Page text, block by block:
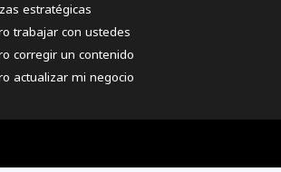
estratégicas
trabajar con ustedes
corregir un contenido
actualizar mi negocio